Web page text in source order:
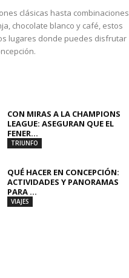
clásicas hasta combinaciones
chocolate blanco y café, estos
lugares donde puedes disfrutar
CON MIRAS A LA CHAMPIONS
LEAGUE: ASEGURAN QUE EL
FENER...
TRIUNFO
QUÉ HACER EN CONCEPCIÓN:
ACTIVIDADES Y PANORAMAS
PARA ...
VIAJES